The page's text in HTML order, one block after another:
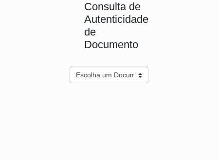
Consulta de
Autenticidade
de
Documento